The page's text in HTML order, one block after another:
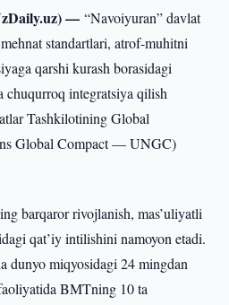
—“Navoiyuran” davlat
standartlari, atrof-muhitni
qarshi kurash borasidagi
chuqurroq integratsiya qilish
Tashkilotining Global
Global Compact — UNGC)
barqaror rivojlanish, mas’uliyatli
qat’iy intilishini namoyon etadi.
dunyo miqyosidagi 24 mingdan
BMTning 10 ta